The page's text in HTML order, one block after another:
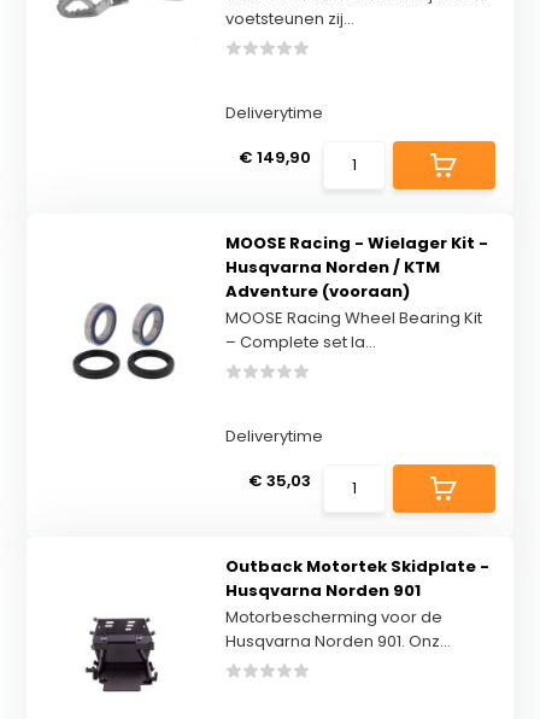
voetsteunen zij...
Deliverytime
€ 149,90
MOOSE Racing - Wielager Kit -
Husqvarna Norden / KTM
Adventure (vooraan)
MOOSE Racing Wheel Bearing Kit
– Complete set la...
Deliverytime
€ 35,03
Outback Motortek Skidplate -
Husqvarna Norden 901
Motorbescherming voor de
Husqvarna Norden 901. Onz...